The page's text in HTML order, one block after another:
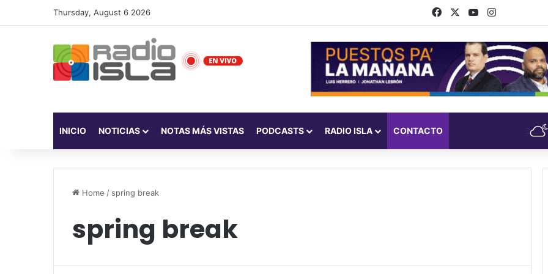
Thursday, August 6 2026 FacebookYouTubeInstagram
INICIO NOTICIAS NOTAS MÁS VISTAS PODCASTS RADIO ISLA CONTACTO
Home / spring break
spring break